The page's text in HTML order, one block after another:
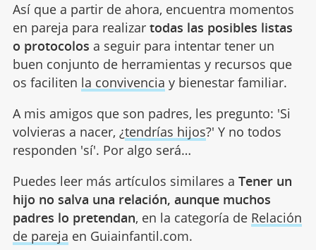
Así que a partir de ahora, encuentra momentos
en pareja para realizartodas las posibles listas
o protocolos a seguir para intentar tener un
buen conjunto de herramientas y recursos que
os faciliten la convivencia y bienestar familiar.
A mis amigos que son padres, les pregunto: 'Si
volvieras a nacer, ¿tendrías hijos?' Y no todos
responden 'sí'. Por algo será…
Puedes leer más artículos similares a Tener un
hijo no salva una relación, aunque muchos
padres lo pretendan, en la categoría de Relación
de pareja en Guiainfantil.com.